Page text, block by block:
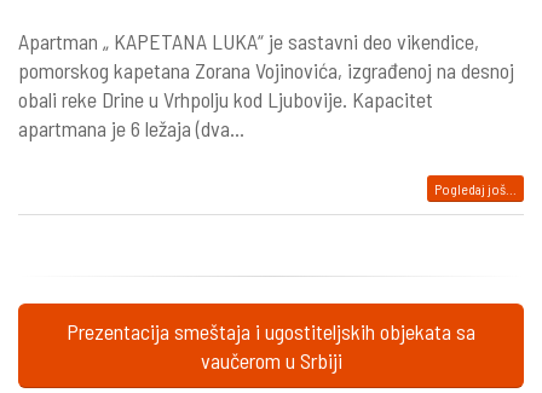
Apartman „ KAPETANA LUKA“ je sastavni deo vikendice,
pomorskog kapetana Zorana Vojinovića, izgrađenoj na desnoj
obali reke Drine u Vrhpolju kod Ljubovije. Kapacitet
apartmana je 6 ležaja (dva...
Pogledaj još...
Prezentacija smeštaja i ugostiteljskih objekata sa
vaučerom u Srbiji